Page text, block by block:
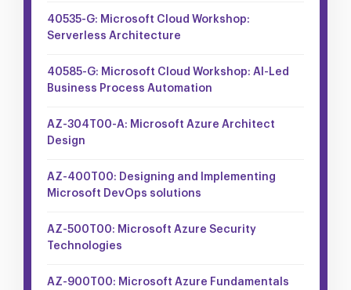
40535-G: Microsoft Cloud Workshop:
Serverless Architecture
40585-G: Microsoft Cloud Workshop: AI-Led
Business Process Automation
AZ-304T00-A: Microsoft Azure Architect
Design
AZ-400T00: Designing and Implementing
Microsoft DevOps solutions
AZ-500T00: Microsoft Azure Security
Technologies
AZ-900T00: Microsoft Azure Fundamentals